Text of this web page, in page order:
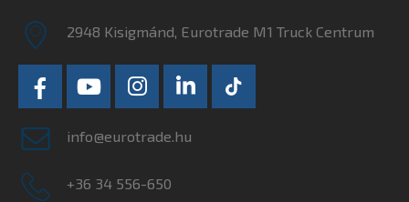
2948 Kisigmánd, Eurotrade M1 Truck Centrum
info@eurotrade.hu
+36 34 556-650